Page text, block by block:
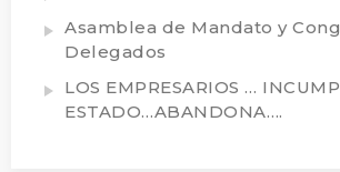
Asamblea de Mandato y
Delegados
LOS EMPRESARIOS …
ESTADO…ABANDONA….